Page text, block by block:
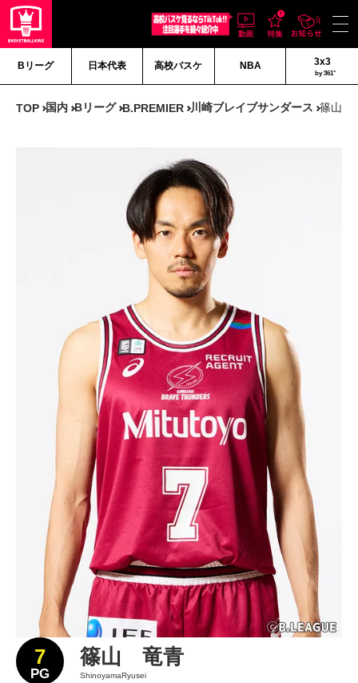
Bリーグ 日本代表 高校バスケ NBA 3x3
by 361°
TOP 国内 Bリーグ B.PREMIER 川崎ブレイブサンダース 篠山
7
PG
篠山 竜青
ShinoyamaRyusei